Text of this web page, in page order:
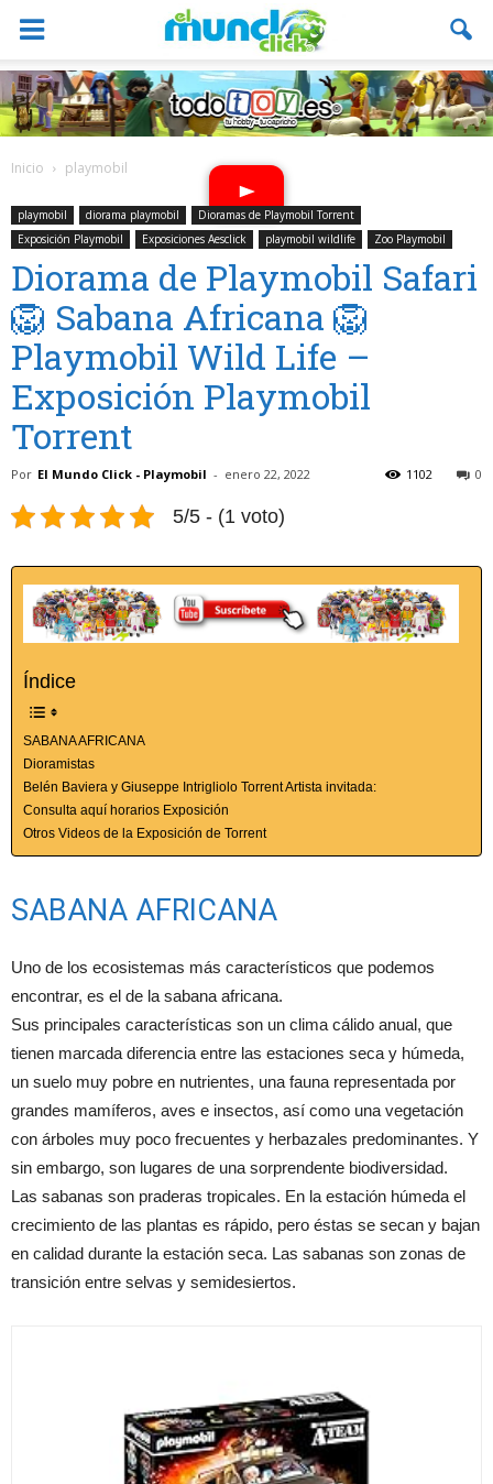
Inicio playmobil
playmobil diorama playmobil
Dioramas de Playmobil Torrent
Exposición Playmobil
Exposiciones Aesclick playmobil wildlife Zoo Playmobil
Diorama de Playmobil Safari
🦁 Sabana Africana 🦁
Playmobil Wild Life –
Exposición Playmobil
Torrent
Por El Mundo Click - Playmobil - enero 22, 2022 0
1102
5/5 - (1 voto)
Índice
SABANA AFRICANA
Dioramistas
Belén Baviera y Giuseppe Intrigliolo Torrent Artista invitada:
Consulta aquí horarios Exposición
Otros Videos de la Exposición de Torrent
SABANA AFRICANA
Uno de los ecosistemas más característicos que podemos
encontrar, es el de la sabana africana.
Sus principales características son un clima cálido anual, que
tienen marcada diferencia entre las estaciones seca y húmeda,
un suelo muy pobre en nutrientes, una fauna representada por
grandes mamíferos, aves e insectos, así como una vegetación
con árboles muy poco frecuentes y herbazales predominantes. Y
sin embargo, son lugares de una sorprendente biodiversidad.
Las sabanas son praderas tropicales. En la estación húmeda el
crecimiento de las plantas es rápido, pero éstas se secan y bajan
en calidad durante la estación seca. Las sabanas son zonas de
transición entre selvas y semidesiertos.